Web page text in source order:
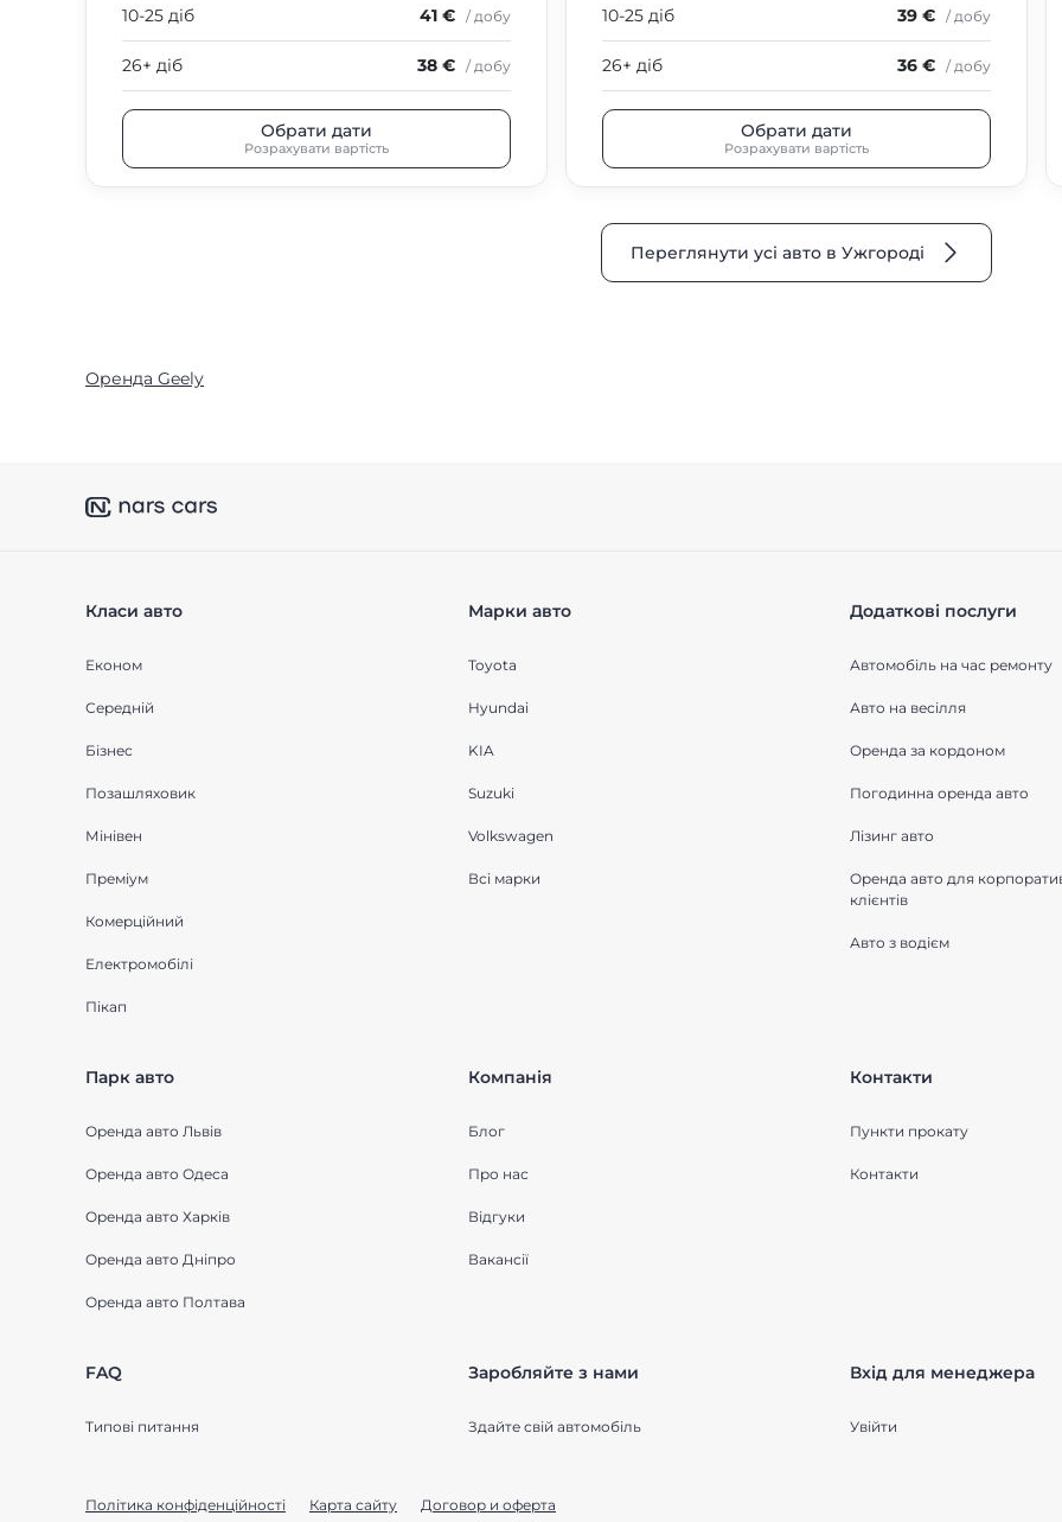
10-25 діб 41 € / добу
26+ діб 38 € / добу
Обрати дати
Розрахувати вартість
10-25 діб 39 € / добу
26+ діб 36 € / добу
Обрати дати
Розрахувати вартість
Переглянути усі авто в Ужгороді
Оренда Geely
Класи авто
Економ
Середнiй
Бізнес
Позашляховик
Мінівен
Преміум
Комерційний
Електромобілі
Пікап
Марки авто
Toyota
Hyundai
KIA
Suzuki
Volkswagen
Всі марки
Додаткові послуги
Автомобіль на час ремонту
Авто на весілля
Оренда за кордоном
Погодинна оренда авто
Лізинг авто
Оренда авто для
клієнтів
Авто з водієм
Парк авто
Оренда авто Львів
Оренда авто Одеса
Оренда авто Харків
Оренда авто Дніпро
Оренда авто Полтава
Компанія
Блог
Про нас
Відгуки
Вакансії
Контакти
Пункти прокату
Контакти
FAQ
Типові питання
Заробляйте з нами
Здайте свій автомобіль
Вхід для менеджера
Увійти
Політика конфіденційності Карта сайту Договор и оферта